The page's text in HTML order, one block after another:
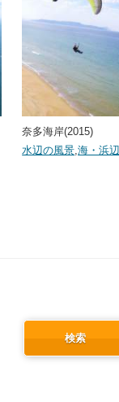
奈多海岸(2015)
水辺の風景 ,海・浜辺
検索